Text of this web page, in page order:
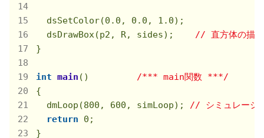
  dsSetColor(
0.0 , 0.0 , 1.0);
  dsDrawBox(p2, R, sides);
// 直方体の描画
}
int main ()
/*** main関数 ***/
{
  dmLoop(
800 , 600 , simLoop); // シミュレーシ
return
0 ;